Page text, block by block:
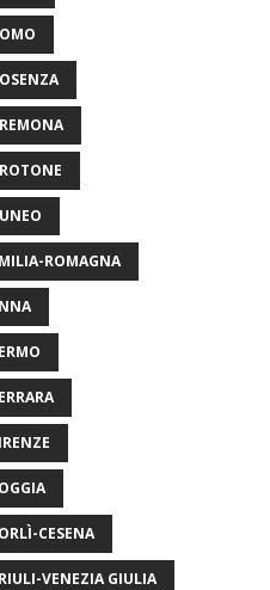
ROMAGNA
CESENA
VENEZIA GIULIA